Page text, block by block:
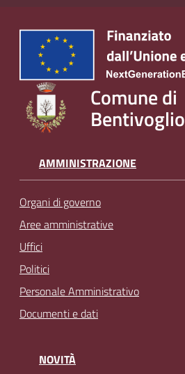
Comune di
Bentivoglio
AMMINISTRAZIONE
Organi di governo
Aree amministrative
Uffici
Politici
Personale Amministrativo
Documenti e dati
NOVITÀ